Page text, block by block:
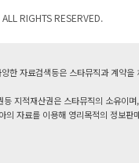
RIGHTS RESERVED.
한 자료검색등은 스타뮤직과 계약을
지적재산권은 스타뮤직의 소유이
의 자료를 이용해 영리목적의 정보판